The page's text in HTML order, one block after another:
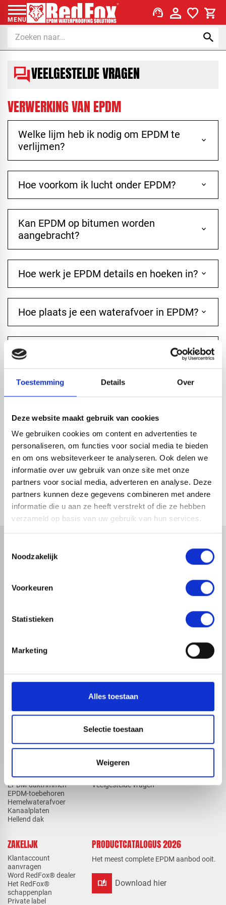
Toestemming Details Over
Deze website maakt gebruik van cookies
We gebruiken cookies om content en advertenties te
personaliseren, om functies voor social media te bieden
en om ons websiteverkeer te analyseren. Ook delen we
informatie over uw gebruik van onze site met onze
partners voor social media, adverteren en analyse. Deze
partners kunnen deze gegevens combineren met andere
informatie die u aan ze heeft verstrekt of die ze hebben
verzameld op basis van uw gebruik van hun services.
Noodzakelijk
Voorkeuren
Statistieken
Marketing
Alles toestaan
Selectie toestaan
Weigeren
MENU support_agent
forumVEELGESTELDE VRAGEN
forumEPDM DAKBEDEKKING
forumVERWERKING VAN EPDM
forumONDERGRONDEN EN BOUWTECHNIEK
forumOVERIGE VRAGEN
VERWERKING VAN EPDM
Welke lijm heb ik nodig om EPDM te
verlijmen?
keyboard_arrow_down
Hoe voorkom ik lucht onder EPDM? keyboard_arrow_down
Kan EPDM op bitumen worden
aangebracht?
keyboard_arrow_down
Hoe werk je EPDM details en hoeken in? keyboard_arrow_down
Hoe plaats je een waterafvoer in EPDM? keyboard_arrow_down
Hoe worden EPDM-naadverbindingen
gemaakt?
keyboard_arrow_down
EPDM
EPDM compleet
Lijmen en kitten
EPDM-daktrimmen
EPDM-toebehoren
Hemelwaterafvoer
Kanaalplaten
Hellend dak
KENNIS EN HULP
Klantenservice
Kennisbank
Downloads
Instructievideo's
Verwerkingsvoorschriften
Veelgestelde vragen
ZAKELIJK
Klantaccount
aanvragen
Word RedFox® dealer
Het RedFox®
schappenplan
Private label
PRODUCTCATALOGUS 2026
Het meest complete EPDM aanbod ooit.
auto_stories Download hier
phone_enabled
mail
check_circleA-merk met KOMO® keurmerk
Leverancier met expertise in EPDM-verwerking
40+ RedFox® dealers in NL